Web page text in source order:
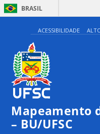
BRASIL
ACESSIBILIDADE
Mapeamento
– BU/UFSC